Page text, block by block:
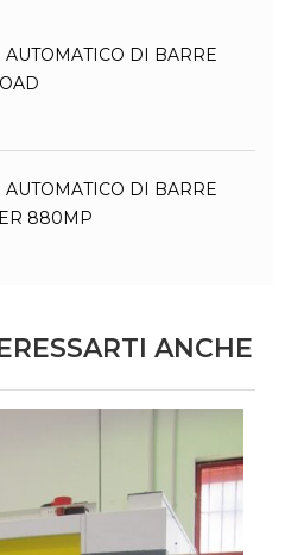
AUTOMATICO DI BARRE
AUTOMATICO DI BARRE
880MP
ANCHE